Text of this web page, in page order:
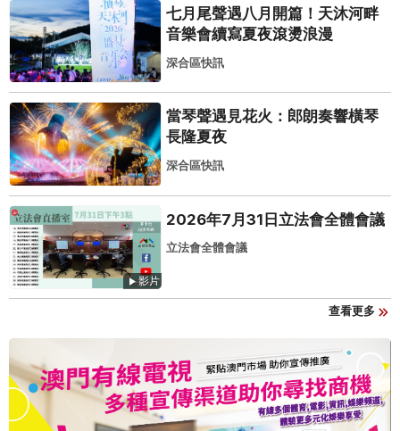
七月尾聲遇八月開篇！天沐河畔
音樂會續寫夏夜滾燙浪漫
深合區快訊
當琴聲遇見花火：郎朗奏響橫琴
長隆夏夜
深合區快訊
影片
2026年7月31日立法會全體會議
立法會全體會議
查看更多